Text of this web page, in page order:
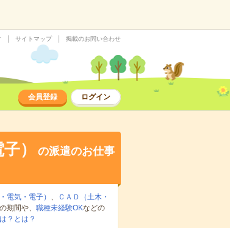
サイトマップ 掲載のお問い合わせ
会員登録 ログイン
）
の派遣のお仕事
電気・電子） 、
ＣＡＤ（土木・
期間や、 職種未経験OKなどの
？とは？